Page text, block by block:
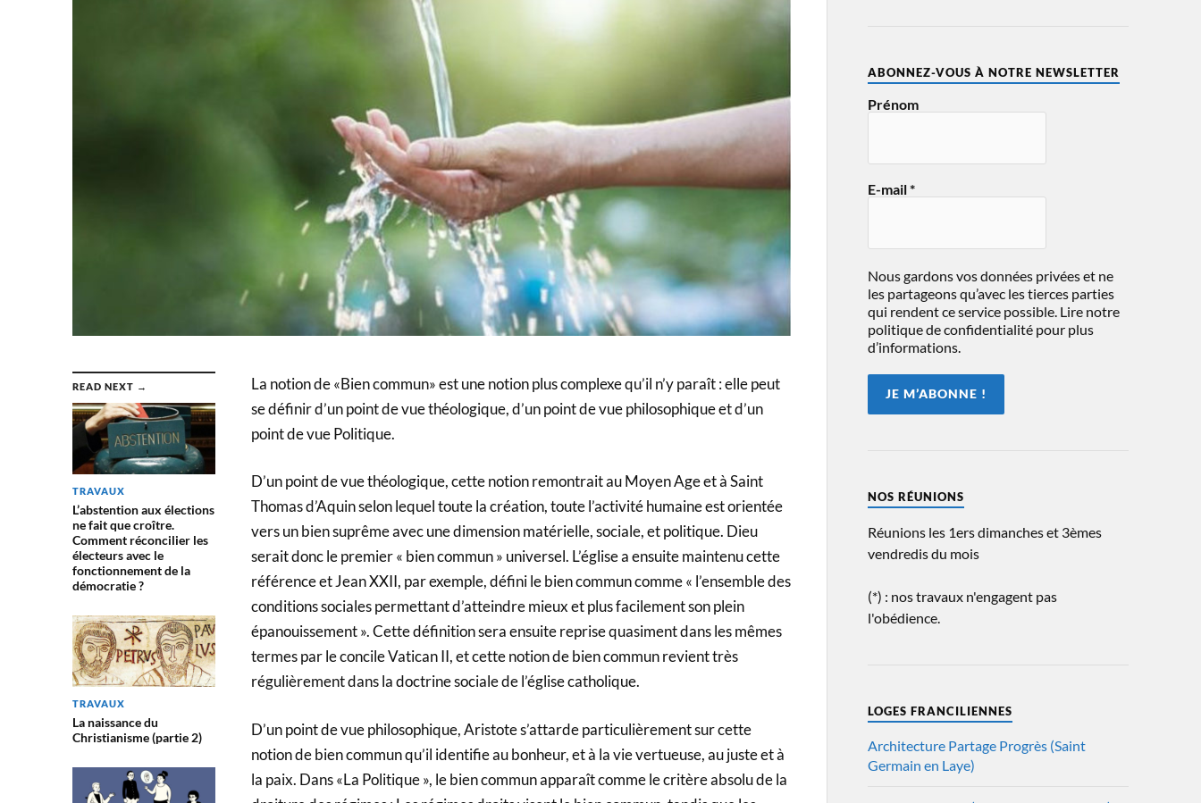
READ NEXT →
TRAVAUX
L’abstention aux élections
ne fait que croître.
Comment réconcilier les
électeurs avec le
fonctionnement de la
démocratie ?
TRAVAUX
La naissance du
Christianisme (partie 2)
La notion de «Bien commun» est une notion plus complexe qu’il n’y paraît : elle peut
se définir d’un point de vue théologique, d’un point de vue philosophique et d’un
point de vue Politique.
D’un point de vue théologique, cette notion remontrait au Moyen Age et à Saint
Thomas d’Aquin selon lequel toute la création, toute l’activité humaine est orientée
vers un bien suprême avec une dimension matérielle, sociale, et politique. Dieu
serait donc le premier « bien commun » universel. L’église a ensuite maintenu cette
référence et Jean XXII, par exemple, défini le bien commun comme « l’ensemble des
conditions sociales permettant d’atteindre mieux et plus facilement son plein
épanouissement ». Cette définition sera ensuite reprise quasiment dans les mêmes
termes par le concile Vatican II, et cette notion de bien commun revient très
régulièrement dans la doctrine sociale de l’église catholique.
D’un point de vue philosophique, Aristote s’attarde particulièrement sur cette
notion de bien commun qu’il identifie au bonheur, et à la vie vertueuse, au juste et à
la paix. Dans «La Politique », le bien commun apparaît comme le critère absolu de la
ABONNEZ-VOUS À NOTRE NEWSLETTER
Prénom
E-mail*
Nous gardons vos données privées et ne
les partageons qu’avec les tierces parties
qui rendent ce service possible. Lire notre
politique de confidentialité pour plus
d’informations.
NOS RÉUNIONS
Réunions les 1ers dimanches et 3èmes
vendredis du mois
(*) : nos travaux n'engagent pas
l'obédience.
LOGES FRANCILIENNES
Architecture Partage Progrès (Saint
Germain en Laye)